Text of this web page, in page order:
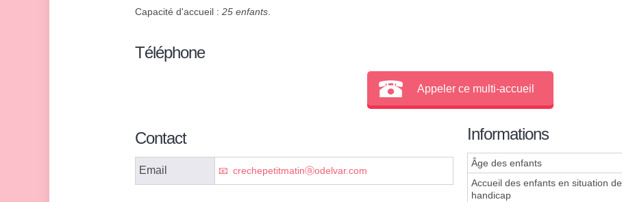
Capacité d'accueil : 25 enfants
Téléphone
Appeler ce multi-accueil
Contact
Email crechepetitmatinⓐodelvar.com
Informations
Âge des enfants
Accueil des enfants en situation de
handicap